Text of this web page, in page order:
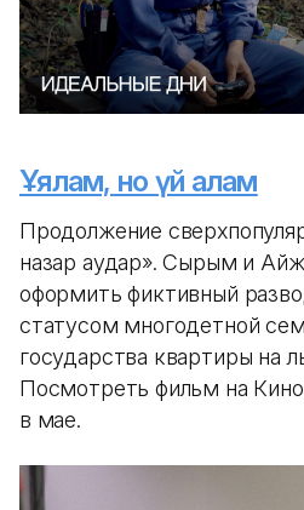
Ұялам, но үй алам
Продолжение
назар аудар». Сырым и
оформить фиктивный
статусом многодетной
государства квартиры на
Посмотреть фильм на
в мае.